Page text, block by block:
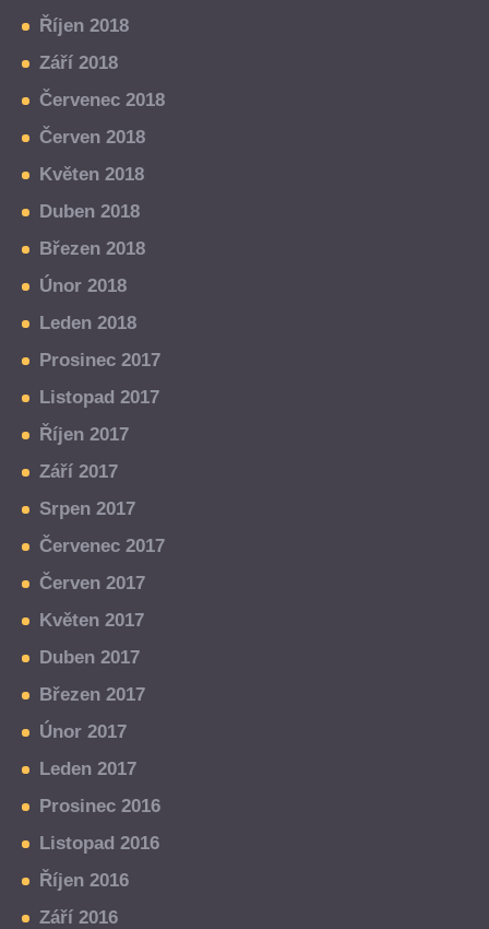
Říjen 2018
Září 2018
Červenec 2018
Červen 2018
Květen 2018
Duben 2018
Březen 2018
Únor 2018
Leden 2018
Prosinec 2017
Listopad 2017
Říjen 2017
Září 2017
Srpen 2017
Červenec 2017
Červen 2017
Květen 2017
Duben 2017
Březen 2017
Únor 2017
Leden 2017
Prosinec 2016
Listopad 2016
Říjen 2016
Září 2016